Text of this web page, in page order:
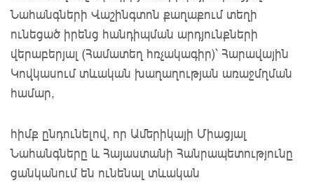
Նահանգների Վաշինգտոն քաղաքում տեղի
ունեցած իրենց հանդիպման արդյունքների
վերաբերյալ (Համատեղ հռչակագիր)՝ Հարավային
Կովկասում տևական խաղաղության առաջմղման
համար,
հիմք ընդունելով, որ Ամերիկայի Միացյալ
Նահանգները և Հայաստանի Հանրապետությունը
ցանկանում են ունենալ տևական